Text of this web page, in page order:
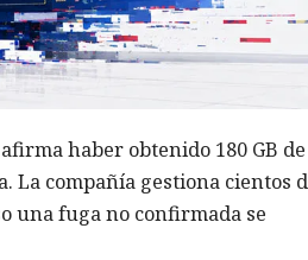
haber obtenido 180 GB de
La compañía gestiona cientos
una fuga no confirmada se